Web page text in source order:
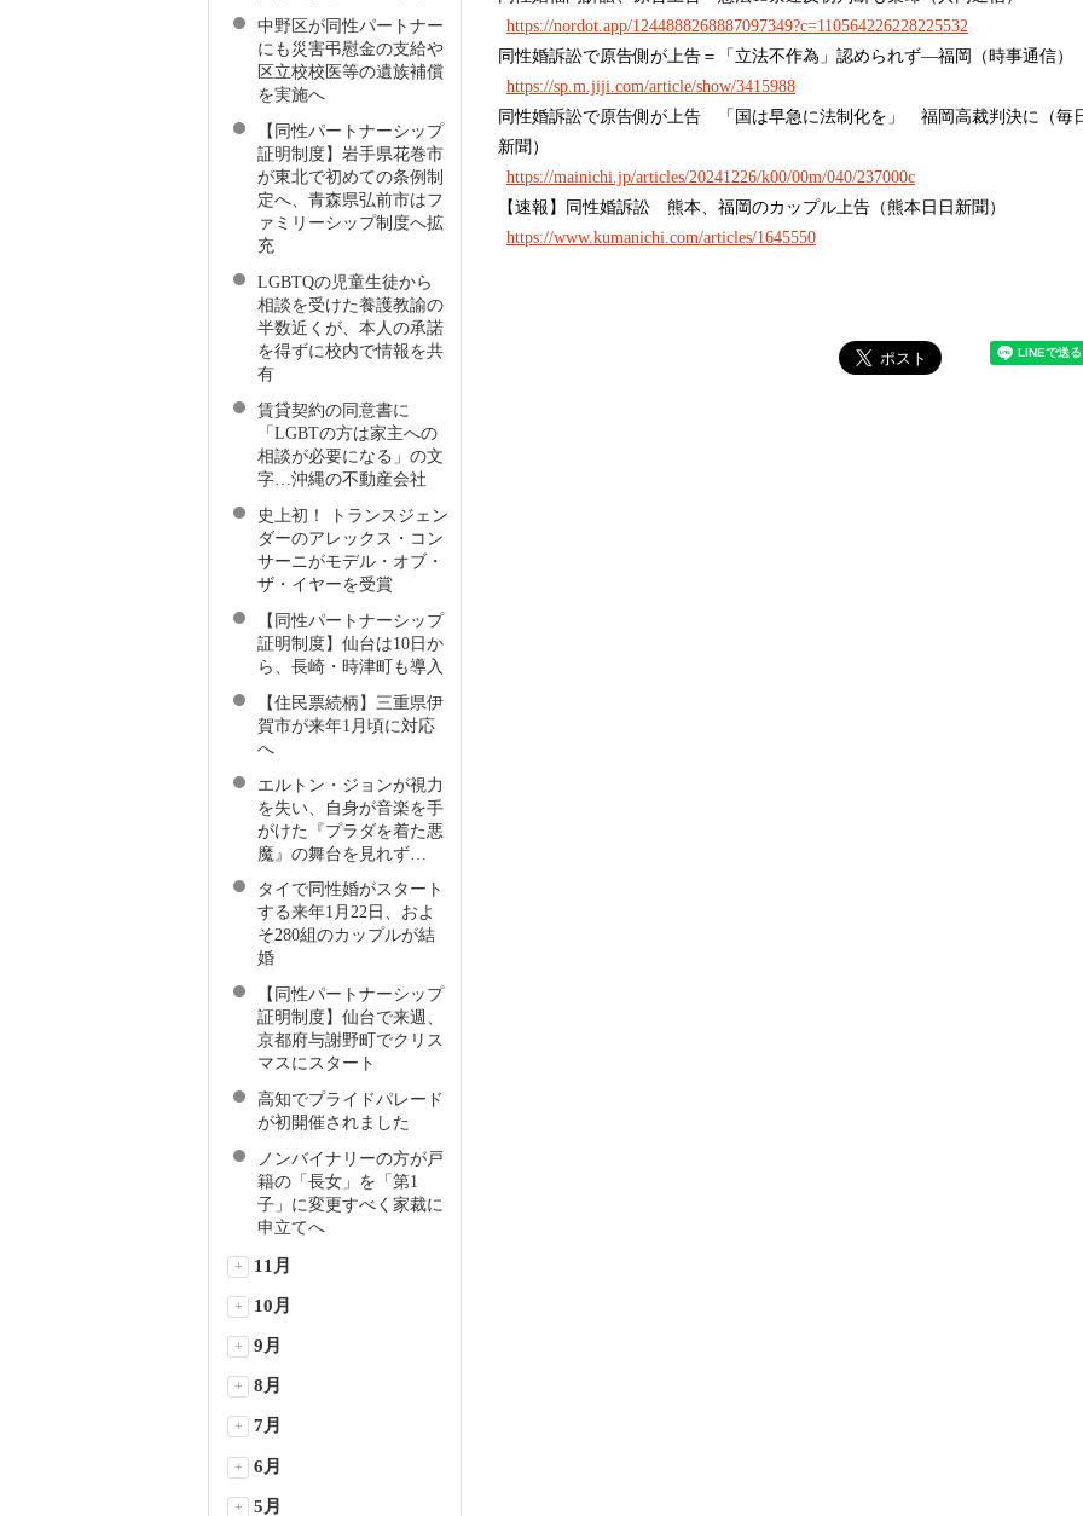
https://nordot.app/1244888268887097349?c=110564226228225532
同性婚訴訟で原告側が上告＝「立法不作為」認められず―福岡（時事通信）
https://sp.m.jiji.com/article/show/3415988
同性婚訴訟で原告側が上告 「国は早急に法制化を」 福岡高裁判決に（毎
新聞）
https://mainichi.jp/articles/20241226/k00/00m/040/237000c
【速報】同性婚訴訟 熊本、福岡のカップル上告（熊本日日新聞）
https://www.kumanichi.com/articles/1645550
中野区が同性パートナー
にも災害弔慰金の支給や
区立校校医等の遺族補償
を実施へ
【同性パートナーシップ
証明制度】岩手県花巻市
が東北で初めての条例制
定へ、青森県弘前市はフ
ァミリーシップ制度へ拡
充
LGBTQの児童生徒から
相談を受けた養護教諭の
半数近くが、本人の承諾
を得ずに校内で情報を共
有
賃貸契約の同意書に
「LGBTの方は家主への
相談が必要になる」の文
字…沖縄の不動産会社
史上初！ トランスジェン
ダーのアレックス・コン
サーニがモデル・オブ・
ザ・イヤーを受賞
【同性パートナーシップ
証明制度】仙台は10日か
ら、長崎・時津町も導入
【住民票続柄】三重県伊
賀市が来年1月頃に対応
へ
エルトン・ジョンが視力
を失い、自身が音楽を手
がけた『プラダを着た悪
魔』の舞台を見れず…
タイで同性婚がスタート
する来年1月22日、およ
そ280組のカップルが結
婚
【同性パートナーシップ
証明制度】仙台で来週、
京都府与謝野町でクリス
マスにスタート
高知でプライドパレード
が初開催されました
ノンバイナリーの方が戸
籍の「長女」を「第1
子」に変更すべく家裁に
申立てへ
+ 11月
+ 10月
+ 9月
+ 8月
+ 7月
+ 6月
+ 5月